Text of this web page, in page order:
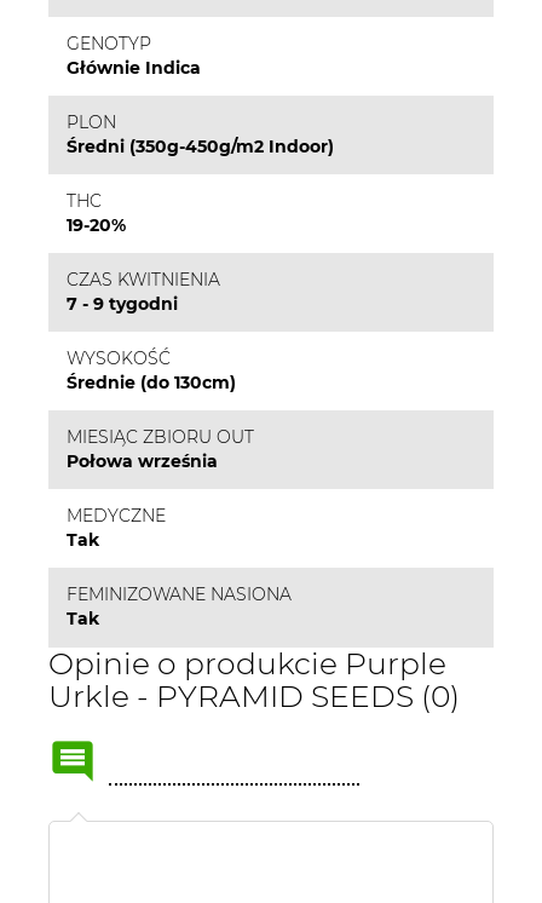
GENOTYP
Głównie Indica
PLON
Średni (350g-450g/m2 Indoor)
THC
19-20%
CZAS KWITNIENIA
7 - 9 tygodni
WYSOKOŚĆ
Średnie (do 130cm)
MIESIĄC ZBIORU OUT
Połowa września
MEDYCZNE
Tak
FEMINIZOWANE NASIONA
Tak
Opinie o produkcie Purple
Urkle - PYRAMID SEEDS (0)